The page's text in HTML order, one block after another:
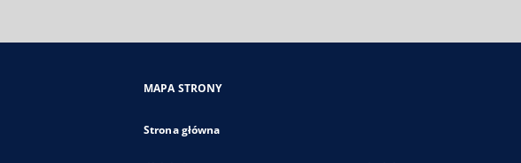
MAPA STRONY
Strona główna